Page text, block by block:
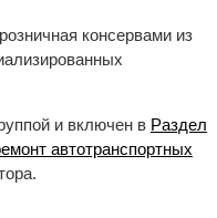
консервами из
и включен в Раздел
автотранспортных